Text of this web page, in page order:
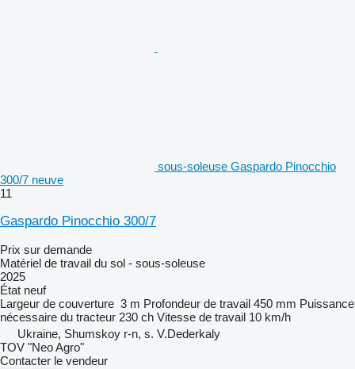
sous-soleuse Gaspardo Pinocchio
300/7 neuve
11
Gaspardo Pinocchio 300/7
Prix sur demande
Matériel de travail du sol - sous-soleuse
2025
État neuf
Largeur de couverture 3 m Profondeur de travail 450 mm Puissance
nécessaire du tracteur 230 ch Vitesse de travail 10 km/h
Ukraine, Shumskoy r-n, s. V.Dederkaly
TOV "Neo Agro"
Contacter le vendeur